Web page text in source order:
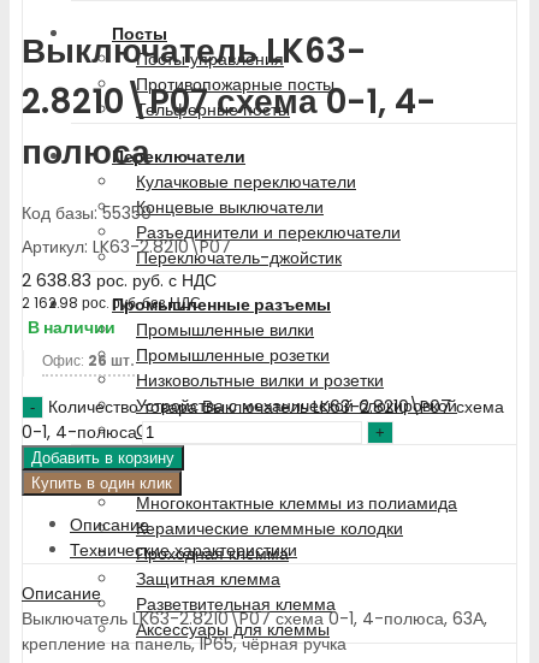
Посты
Посты управления
Противопожарные посты
Тельферные посты
Переключатели
Кулачковые переключатели
Концевые выключатели
Разъединители и переключатели
Переключатель-джойстик
Промышленные разъемы
Промышленные вилки
Промышленные розетки
Низковольтные вилки и розетки
Устройства с механической блокировкой
Специальные наборы
Клемма
Многоконтактные клеммы из полиамида
Керамические клеммные колодки
Проходная клемма
Защитная клемма
Разветвительная клемма
Аксессуары для клеммы
Выключатель LK63-
2.8210\P07 схема 0-1, 4-
полюса
Код базы: 55350
Артикул: LK63-2.8210\P07
2 638.83 рос. руб. с НДС
2 162.98 рос. руб.без НДС
В наличии
Офис: 26 шт.
Количество товара Выключатель LK63-2.8210\P07 схема
0-1, 4-полюса
Добавить в корзину
Купить в один клик
Описание
Технические характеристики
Описание
Выключатель LK63-2.8210\P07 схема 0-1, 4-полюса, 63А,
крепление на панель, IP65, чёрная ручка